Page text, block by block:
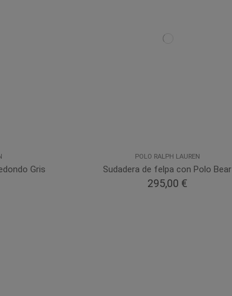
Gris
POLO RALPH LAUREN
Sudadera de felpa con Polo Bear
295,00 €